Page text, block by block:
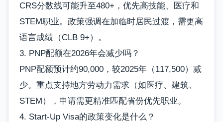
CRS分数线可能升至480+，优先高技能、医疗和
STEM职业。政策强调在加临时居民过渡，需更高
语言成绩（CLB 9+）。
3. PNP配额在2026年会减少吗？
PNP配额预计约90,000，较2025年（117,500）减
少。重点支持地方劳动力需求（如医疗、建筑、
STEM），申请需更精准匹配省份优先职业。
4. Start-Up Visa的政策变化是什么？